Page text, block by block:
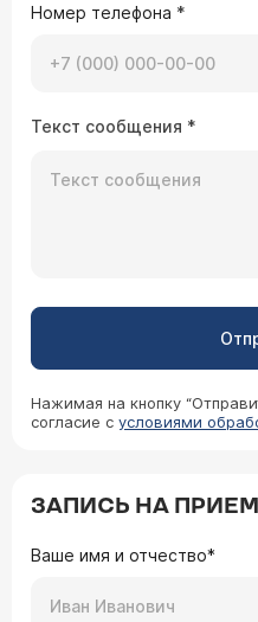
Номер телефона *
Текст сообщения *
Нажимая на кнопку
согласие с условиями
ЗАПИСЬ НА ПРИЕМ
Ваше имя и отчество*